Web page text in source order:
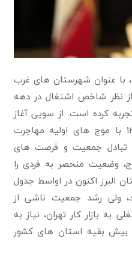
با عنوان شهرستان های غرب
نظر شاخص اشتغال در دهه
کرده است. از سویی آغاز
صنعتی شدن کرج در دهه ۱۳۳۰ با موج های اولیه مهاجرت
تبادل جمعیت و فرصت های
وضعیت منحصر به فردی را
البرز اکنون در اواسط جدول
ولی رشد جمعیت ناشی از
بازار کار تهران، نیاز به
بیش بقیه استان های کشور